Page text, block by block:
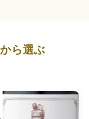
ら選ぶ